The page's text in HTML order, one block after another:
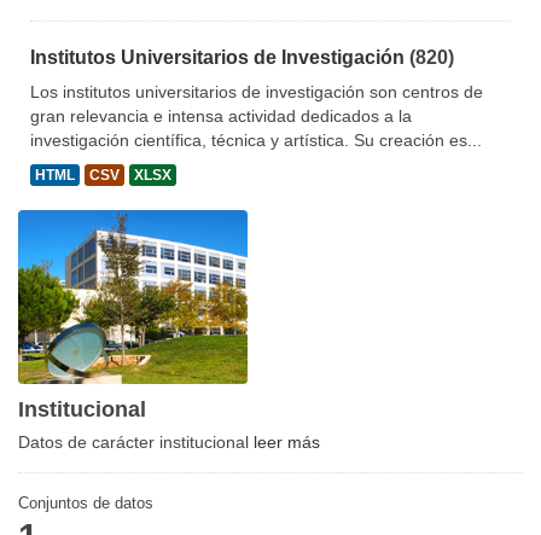
Institutos Universitarios de Investigación (820)
Los institutos universitarios de investigación son centros de
gran relevancia e intensa actividad dedicados a la
investigación científica, técnica y artística. Su creación es...
HTML CSV XLSX
Institucional
Datos de carácter institucional leer más
Conjuntos de datos